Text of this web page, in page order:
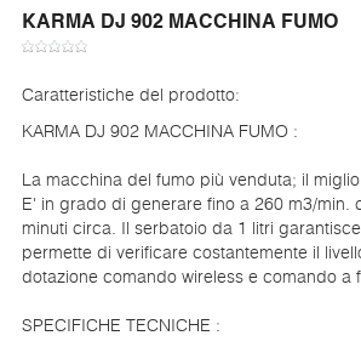
KARMA DJ 902 MACCHINA FUMO
Caratteristiche del prodotto:
KARMA DJ 902 MACCHINA FUMO :
La macchina del fumo più venduta; il
E' in grado di generare fino a 260 m3/
minuti circa. Il serbatoio da 1 litri
permette di verificare costantemente il
dotazione comando wireless e comando a
SPECIFICHE TECNICHE :